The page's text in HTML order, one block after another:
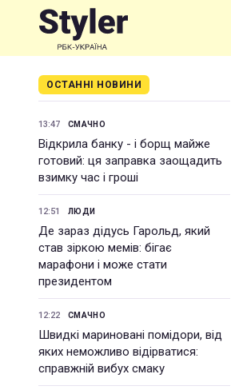
ОСТАННІ НОВИНИ
13:47 СМАЧНО
Відкрила банку - і борщ майже
готовий: ця заправка заощадить
взимку час і гроші
12:51 ЛЮДИ
Де зараз дідусь Гарольд, який
став зіркою мемів: бігає
марафони і може стати
президентом
12:22 СМАЧНО
Швидкі мариновані помідори, від
яких неможливо відірватися:
справжній вибух смаку